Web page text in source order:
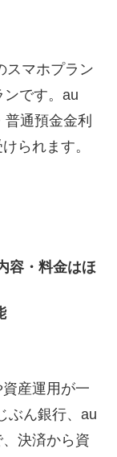
スマホプラン
ンです。au
通預金金利
られます。
容・料金はほ
産運用が一
ぶん銀行、au
決済から資